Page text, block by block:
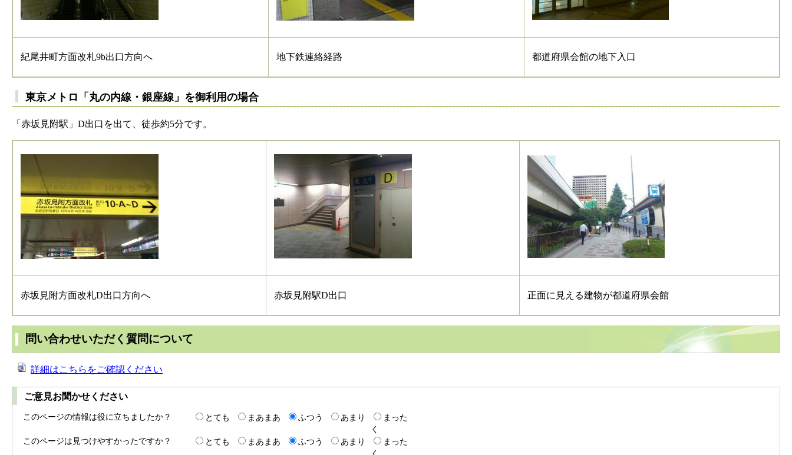
紀尾井町方面改札9b出口方向へ 地下鉄連絡経路 都道府県会館の地下入口
東京メトロ「丸の内線・銀座線」を御利用の場合
「赤坂見附駅」D出口を出て、徒歩約5分です。
赤坂見附方面改札D出口方向へ 赤坂見附駅D出口 正面に見える建物が都道府県会館
問い合わせいただく質問について
詳細はこちらをご確認ください
ご意見お聞かせください
このページの情報は役に立ちましたか？ とても まあまあ ふつう あまり
まった
く
このページは見つけやすかったですか？
とても まあまあ ふつう あまり
まった